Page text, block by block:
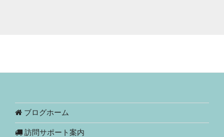
ブログホーム
訪問サポート案内